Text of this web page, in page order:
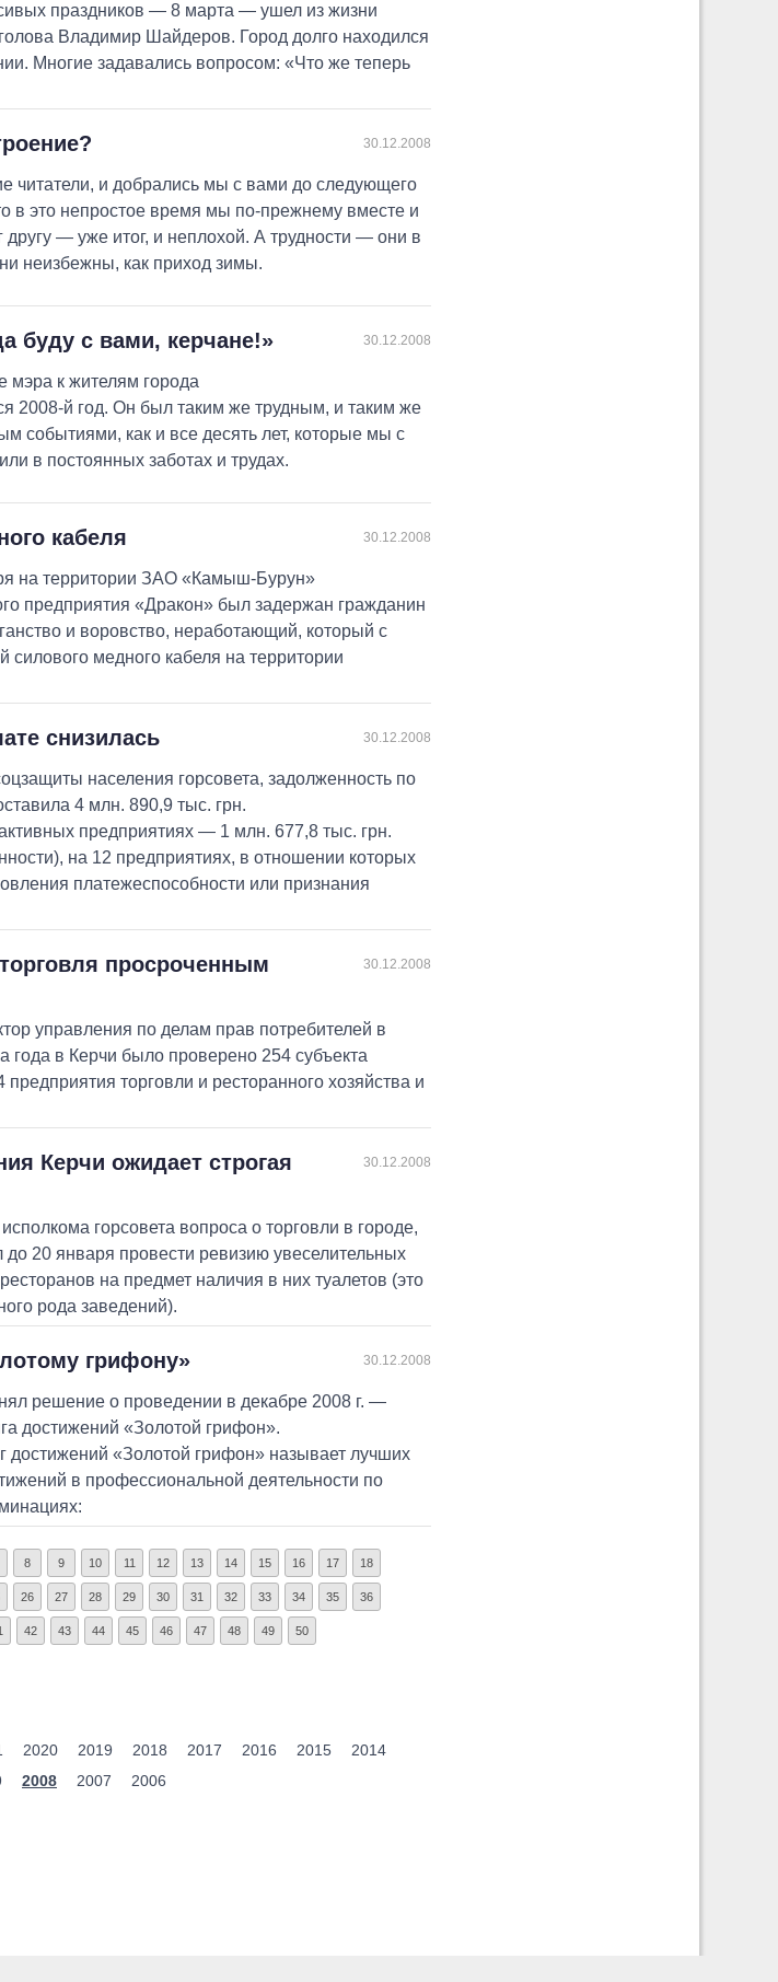
праздников — 8 марта — ушел из жизни
Владимир Шайдеров. Город долго находился
Многие задавались вопросом: «Что же теперь
30.12.2008
читатели, и добрались мы с вами до следующего
в это непростое время мы по-прежнему вместе и
другу — уже итог, и неплохой. А трудности — они в
неизбежны, как приход зимы.
буду с вами, керчане!» 30.12.2008
мэра к жителям города
2008-й год. Он был таким же трудным, и таким же
событиями, как и все десять лет, которые мы с
в постоянных заботах и трудах.
кабеля 30.12.2008
на территории ЗАО «Камыш-Бурун»
предприятия «Дракон» был задержан гражданин
и воровство, неработающий, который с
медного кабеля на территории
снизилась 30.12.2008
населения горсовета, задолженность по
4 млн. 890,9 тыс. грн.
предприятиях — 1 млн. 677,8 тыс. грн.
на 12 предприятиях, в отношении которых
платежеспособности или признания
просроченным
30.12.2008
управления по делам прав потребителей в
года в Керчи было проверено 254 субъекта
предприятия торговли и ресторанного хозяйства и
Керчи ожидает строгая
30.12.2008
горсовета вопроса о торговли в городе,
20 января провести ревизию увеселительных
на предмет наличия в них туалетов (это
рода заведений).
грифону» 30.12.2008
решение о проведении в декабре 2008 г. —
достижений «Золотой грифон».
достижений «Золотой грифон» называет лучших
в профессиональной деятельности по
8 9 10 11 12 13 14 15 16 17 18
26 27 28 29 30 31 32 33 34 35 36
42 43 44 45 46 47 48 49 50
2020 2019 2018 2017 2016 2015
2014
2008 2007 2006